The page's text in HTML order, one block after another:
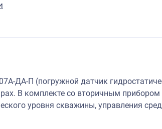
ДА-П (погружной датчик
В комплекте со вторичным
уровня скважины, управления